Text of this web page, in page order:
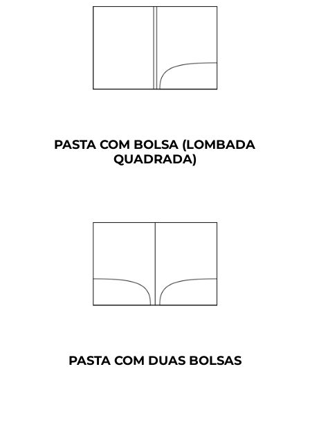
PASTA COM BOLSA (LOMBADA
QUADRADA)
PASTA COM DUAS BOLSAS